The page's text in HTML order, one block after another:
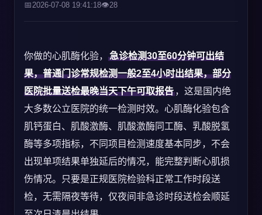
2026-07-08 19:41:18 28
你做的心肌酶化验，
急诊检测30至60分钟可出结
果，普通门诊常规检测一般2至4小时出结果，部分
医院批量送检最晚当天下午可取报告 ，这是国内绝
大多数公立医院的统一检测时效。心肌酶化验包含
肌钙蛋白、肌酸激酶、肌酸激酶同工酶、乳酸脱氢
酶等多项指标，不同项目检测速度基本同步，不会
出现单项结果单独延后的情况，能完整判断心肌损
伤情况。只要是正规医院检验科正常工作时段送
检，无需隔夜等待，仅夜间非急诊时段送检会顺延